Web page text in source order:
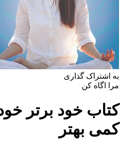
به اشتراک گذاری
مرا اگاه کن
کتاب خود برتر
کمی بهتر